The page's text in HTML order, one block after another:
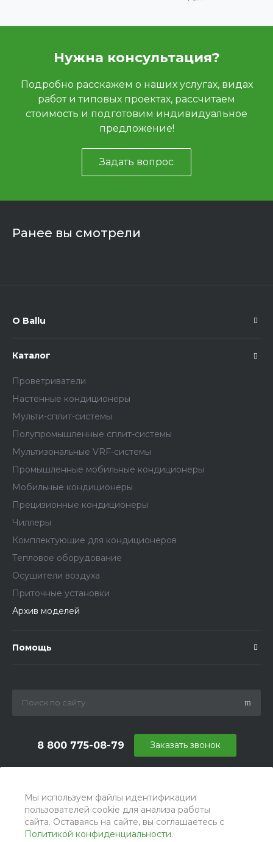
Мы используем файлы идентификации
пользователей cookie для анализа работы
сайта. Оставаясь на сайте, вы соглашаетесь с
Политикой конфиденциальности.
Нужна консультация?
Подробно расскажем о наших услугах, видах
работ и типовых проектах, рассчитаем
стоимость и подготовим индивидуальное
предложение!
Задать вопрос
Ранее вы смотрели
О Ballu
Каталог
Проветриватели
Настенные кондиционеры
Мульти-сплит-системы
Полупромышленные сплит-системы
Мультизональные VRF-системы
Промышленные мобильные кондиционеры
Мобильные кондиционеры
Прецизионные кондиционеры
Чиллеры
Комплектующие для кондиционеров
Тепловое оборудование
Осушители воздуха
Приточные установки
Архив моделей
Помощь
8 800 775-08-79
г. Москва, БЦ Вятский, ул. Вятская д.70, офис 715
Заказать звонок